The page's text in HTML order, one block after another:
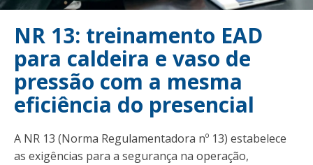
NR 13: treinamento EAD
para caldeira e vaso de
pressão com a mesma
eficiência do presencial
A NR 13 (Norma Regulamentadora nº 13) estabelece
as exigências para a segurança na operação,